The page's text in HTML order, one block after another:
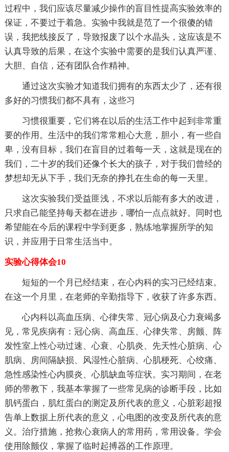
过程中，我们应该尽量减少操作的盲目性提高实验效率的
保证，不要过于着急。实验中我就是范了一个很傻的错
误，我把线接反了，导致报废了以个水晶头，这应该是不
认真导致的后果，在这个实验中需要的是我们认真严谨、
大胆、自信，还有团队合作精神。
通过这次实验才知道我们拥有的东西太少了，还有很
多好的习惯我们都不具有，这些习
习惯很重要，它们将在以后的生活工作中起到非常重
要的作用。生活中的我们常常粗心大意，胆小，有一些自
卑，没有目标，我们在盲目的过着每一天，这就是现在的
我们，二十岁的我们还像个长大的孩子，对于我们曾经的
梦想却无从下手，我们无奈的挣扎在生命的每一天里。
这次实验我们受益匪浅，不求以后能有多大的改进，
只求自己能坚持每天都在进步，哪怕一点点就好。同时也
希望能在今后的课程中学到更多，熟练地掌握所学的知
识，并应用于日常生活当中。
实验心得体会10
短短的一个月已经结束，在心内科的实习已经结束。
在这一个月里，在老师的辛勤指导下，收获了许多东西。
心内科以高血压病、心律失常、冠心病及心力衰竭多
见，常见疾病有：冠心病、高血压、心律失常、房颤、阵
发性室上性心动过速、心衰、心肌炎、先天性心脏病、心
肌病、房间隔缺损、风湿性心脏病、心肌梗死、心绞痛、
急性感染性心内膜炎、心肌缺血等症状。实习期间，在老
师的带教下，我基本掌握了一些常见病的诊断手段，比如
肌钙蛋白，肌红蛋白的测定及所代表的意义，心脏彩超报
告单上数据上所代表的意义，心电图的改变及所代表的意
义。治疗措施，抢救心衰病人的常用药，常用设备。学会
使用除颤仪，掌握了临时起搏器的工作原理。